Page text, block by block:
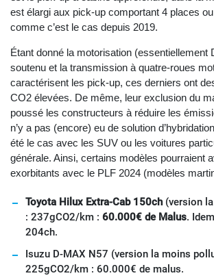
est élargi aux pick-up comportant 4 places
comme c’est le cas depuis 2019.
Étant donné la motorisation (essentiellement
soutenu et la transmission à quatre-roues
caractérisent les pick-up, ces derniers ont
CO2 élevées. De même, leur exclusion du
poussé les constructeurs à réduire les
n’y a pas (encore) eu de solution
été le cas avec les SUV ou les voitures
générale. Ainsi, certains modèles pourraient
exorbitants avec le PLF 2024 (modèles
Toyota Hilux Extra-Cab 150ch (version
: 237gCO2/km : 60.000€ de Malus.
204ch.
Isuzu D-MAX N57 (version la moins
225gCO2/km : 60.000€ de malus.